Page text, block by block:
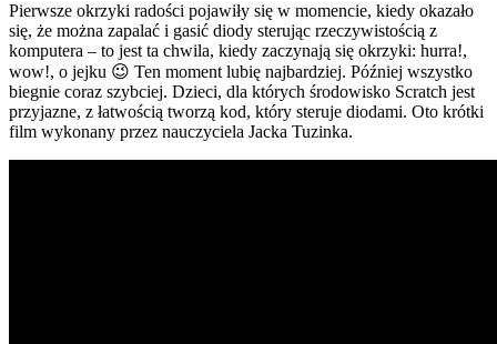
Pierwsze okrzyki radości pojawiły się w momencie, kiedy okazało
się, że można zapalać i gasić diody sterując rzeczywistością z
komputera – to jest ta chwila, kiedy zaczynają się okrzyki: hurra!,
wow!, o jejku 😉 Ten moment lubię najbardziej. Później wszystko
biegnie coraz szybciej. Dzieci, dla których środowisko Scratch jest
przyjazne, z łatwością tworzą kod, który steruje diodami. Oto krótki
film wykonany przez nauczyciela Jacka Tuzinka.